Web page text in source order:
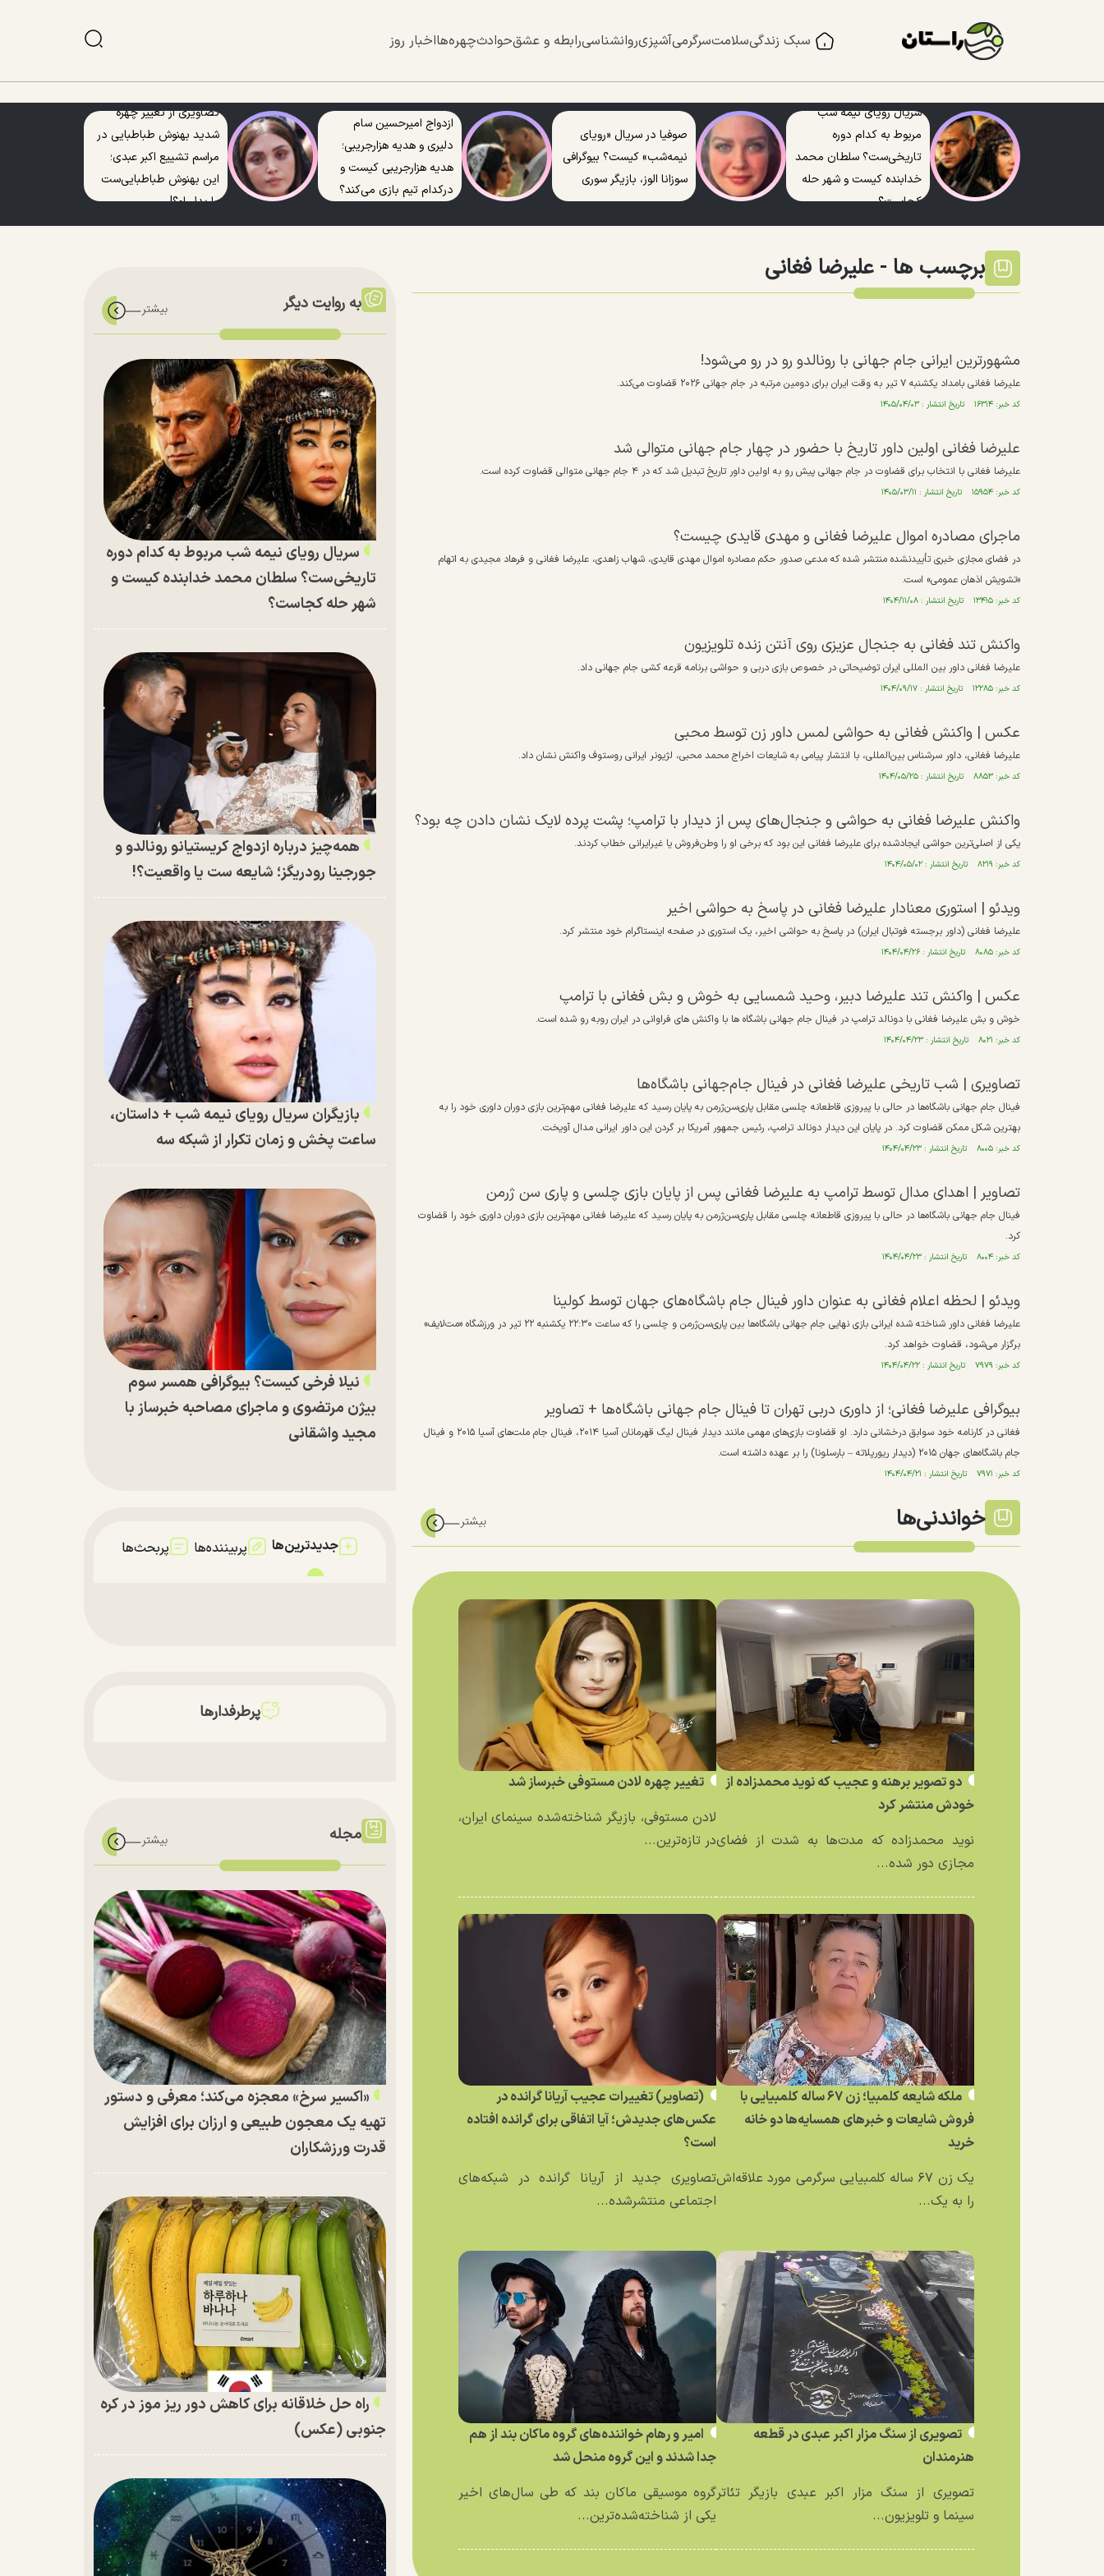
سبک زندگیسلامتسرگرمیآشپزیروانشناسیرابطه و عشقحوادثچهره‌هااخبار روز
سریال رویای نیمه شب
مربوط به کدام دوره
تاریخی‌ست؟ سلطان محمد
خدابنده کیست و شهر حله
کجاست؟
صوفیا در سریال «رویای
نیمه‌شب» کیست؟ بیوگرافی
سوزانا الوز، بازیگر سوری
ازدواج امیرحسین سام
دلیری و هدیه هزارجریبی؛
هدیه هزارجریبی کیست و
درکدام تیم بازی می‌کند؟
تصاویری از تغییر چهره
شدید بهنوش طباطبایی در
مراسم تشییع اکبر عبدی؛
این بهنوش طباطبایی‌ست
یا بدل او؟!
برچسب ها -علیرضا فغانی
مشهورترین ایرانی جام جهانی با رونالدو رو در رو می‌شود!
علیرضا فغانی بامداد یکشنبه ۷ تیر به وقت ایران برای دومین مرتبه در جام جهانی ۲۰۲۶ قضاوت می‌کند.
کد خبر: ۱۶۳۱۴ تاریخ انتشار : ۱۴۰۵/۰۴/۰۳
علیرضا فغانی اولین داور تاریخ با حضور در چهار جام جهانی متوالی شد
علیرضا فغانی با انتخاب برای قضاوت در جام جهانی پیش رو به اولین داور تاریخ تبدیل شد که در ۴ جام جهانی متوالی قضاوت کرده است.
کد خبر: ۱۵۹۵۴ تاریخ انتشار : ۱۴۰۵/۰۳/۱۱
ماجرای مصادره اموال علیرضا فغانی و مهدی قایدی چیست؟
در فضای مجازی خبری تأییدنشده منتشر شده که مدعی صدور حکم مصادره اموال مهدی قایدی، شهاب زاهدی، علیرضا فغانی و فرهاد مجیدی به اتهام
«تشویش اذهان عمومی» است.
کد خبر: ۱۳۴۱۵ تاریخ انتشار : ۱۴۰۴/۱۱/۰۸
واکنش تند فغانی به جنجال عزیزی روی آنتن زنده تلویزیون
علیرضا فغانی داور بین المللی ایران توضیحاتی در خصوص بازی دربی و حواشی برنامه قرعه کشی جام جهانی داد.
کد خبر: ۱۲۲۸۵ تاریخ انتشار : ۱۴۰۴/۰۹/۱۷
عکس | واکنش فغانی به حواشی لمس داور زن توسط محبی
علیرضا فغانی، داور سرشناس بین‌المللی، با انتشار پیامی به شایعات اخراج محمد محبی، لژیونر ایرانی روستوف واکنش نشان داد.
کد خبر: ۸۸۵۳ تاریخ انتشار : ۱۴۰۴/۰۵/۲۵
واکنش علیرضا فغانی به حواشی و جنجال‌های پس از دیدار با ترامپ؛‌ پشت پرده لایک نشان دادن چه بود؟
یکی از اصلی‌ترین حواشی ایجادشده برای علیرضا فغانی این بود که برخی او را وطن‌فروش یا غیرایرانی خطاب کردند.
کد خبر: ۸۲۱۹ تاریخ انتشار : ۱۴۰۴/۰۵/۰۲
ویدئو | استوری معنادار علیرضا فغانی در پاسخ به حواشی اخیر
علیرضا فغانی (داور برجسته فوتبال ایران) در پاسخ به حواشی اخیر، یک استوری در صفحه اینستاگرام خود منتشر کرد.
کد خبر: ۸۰۸۵ تاریخ انتشار : ۱۴۰۴/۰۴/۲۶
عکس | واکنش تند علیرضا دبیر، وحید شمسایی به خوش و بش فغانی با ترامپ
خوش و بش علیرضا فغانی با دونالد ترامپ در فینال جام جهانی باشگاه ها با واکنش های فراوانی در ایران روبه رو شده است.
کد خبر: ۸۰۲۱ تاریخ انتشار : ۱۴۰۴/۰۴/۲۳
تصاویری | شب تاریخی علیرضا فغانی در فینال جام‌جهانی باشگاه‌ها
فینال جام جهانی باشگاه‌ها در حالی با پیروزی قاطعانه چلسی مقابل پاری‌سن‌ژرمن به پایان رسید که علیرضا فغانی مهم‌ترین بازی دوران داوری خود را به
بهترین شکل ممکن قضاوت کرد. در پایان این دیدار دونالد ترامپ، رئیس جمهور آمریکا بر گردن این داور ایرانی مدال آویخت.
کد خبر: ۸۰۰۵ تاریخ انتشار : ۱۴۰۴/۰۴/۲۳
تصاویر | اهدای مدال توسط ترامپ به علیرضا فغانی پس از پایان بازی چلسی و پاری سن ژرمن
فینال جام جهانی باشگاه‌ها در حالی با پیروزی قاطعانه چلسی مقابل پاری‌سن‌ژرمن به پایان رسید که علیرضا فغانی مهم‌ترین بازی دوران داوری خود را قضاوت
کرد.
کد خبر: ۸۰۰۴ تاریخ انتشار : ۱۴۰۴/۰۴/۲۳
ویدئو | لحظه اعلام فغانی به عنوان داور فینال جام باشگاه‌های جهان توسط کولینا
علیرضا فغانی داور شناخته شده ایرانی بازی نهایی جام جهانی باشگاه‌ها بین پاری‌سن‌ژرمن و چلسی را که ساعت ۲۲:۳۰ یکشنبه ۲۲ تیر در ورزشگاه «مت‌لایف»
برگزار می‌شود، قضاوت خواهد کرد.
کد خبر: ۷۹۷۹ تاریخ انتشار : ۱۴۰۴/۰۴/۲۲
بیوگرافی علیرضا فغانی؛ از داوری دربی تهران تا فینال جام جهانی باشگاه‌ها + تصاویر
فغانی در کارنامه خود سوابق درخشانی دارد. او قضاوت بازی‌های مهمی مانند دیدار فینال لیگ قهرمانان آسیا ۲۰۱۴، فینال جام ملت‌های آسیا ۲۰۱۵ و فینال
جام باشگاه‌های جهان ۲۰۱۵ (دیدار ریورپلاته – بارسلونا) را بر عهده داشته است.
کد خبر: ۷۹۷۱ تاریخ انتشار : ۱۴۰۴/۰۴/۲۱
خواندنی‌ها
دو تصویر برهنه و عجیب که نوید محمدزاده از
خودش منتشر کرد
نوید محمدزاده که مدت‌ها به شدت از فضای
مجازی دور شده...
تغییر چهره لادن مستوفی خبرساز شد
لادن مستوفی، بازیگر شناخته‌شده سینمای ایران،
در تازه‌ترین...
ملکه شایعه کلمبیا؛ زن ۶۷ ساله کلمبیایی با
فروش شایعات و خبر‌های همسایه‌ها دو خانه
خرید
یک زن ۶۷ ساله کلمبیایی سرگرمی مورد علاقه‌اش
را به یک...
(تصاویر) تغییرات عجیب آریانا گرانده در
عکس‌های جدیدش؛ آیا اتفاقی برای گرانده افتاده
است؟
تصاویری جدید از آریانا گرانده در شبکه‌های
اجتماعی منتشرشده...
تصویری از سنگ مزار اکبر عبدی در قطعه
هنرمندان
تصویری از سنگ مزار اکبر عبدی بازیگر تئاتر
سینما و تلویزیون...
امیر و رهام خواننده‌های گروه ماکان بند از هم
جدا شدند و این گروه منحل شد
گروه موسیقی ماکان بند که طی سال‌های اخیر
یکی از شناخته‌شده‌ترین...
به روایت دیگر
سریال رویای نیمه شب مربوط به کدام دوره
تاریخی‌ست؟ سلطان محمد خدابنده کیست و
شهر حله کجاست؟
همه‌چیز درباره ازدواج کریستیانو رونالدو و
جورجینا رودریگز؛ شایعه ست یا واقعیت؟!
بازیگران سریال رویای نیمه شب + داستان،
ساعت پخش و زمان تکرار از شبکه سه
نیلا فرخی کیست؟ بیوگرافی همسر سوم
بیژن مرتضوی و ماجرای مصاحبه خبرساز با
مجید واشقانی
جدیدترین‌ها پربیننده‌ها پربحث‌ها
پرطرفدارها
مجله
«اکسیر سرخ» معجزه می‌کند؛ معرفی و دستور
تهیه یک معجون طبیعی و ارزان برای افزایش
قدرت ورزشکاران
راه حل خلاقانه برای کاهش دور ریز موز در کره
جنوبی (عکس)